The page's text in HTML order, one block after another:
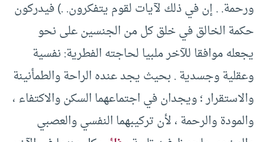
ورحمة. . إن في ذلك لآيات لقوم يتفكرون. .) فيدركون
حكمة الخالق في خلق كل من الجنسين على نحو
يجعله موافقا للآخر ملبيا لحاجته الفطرية: نفسية
وعقلية وجسدية . بحيث يجد عنده الراحة والطمأنينة
والاستقرار ؛ ويجدان في اجتماعهما السكن والاكتفاء ،
والمودة والرحمة ، لأن تركيبهما النفسي والعصبي